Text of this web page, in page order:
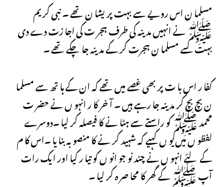
مسلما ن اس رویے سے بہت پر یشا ن تھے ۔ نبی کر یم
ﷺ نے انہیں مد ینہ کی طرف ہجر ت کی اجا زت دے دی
بہت سے مسلما ن ہجرت کر کے مد ینہ جا چکے تھے ۔
کفا ر اس با ت پر بھی غصے میں تھے کہ ان کے ہا تھ سے مسلما
ن بچ بچ کر مد ینہ جا رہے ہیں ۔ آ خر کا ر انہو ں نے حضر ت
محمد ﷺ کو راستے سے ہٹا نے کا فیصلہ کر لیا ۔دوسرے
لفظو ں میں یو ں کہیے کہ شہید کر نے کا منصو بہ بنا یا ۔اس کا م
کے لئے انہو ں نے چند نو جو انو ں کو تیا ر کیا اور ایک رات
آپ ﷺ کے گھر کا محا صر ہ کر لیا ۔